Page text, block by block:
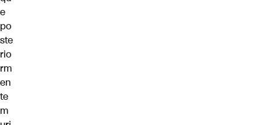
e
po
ste
rio
rm
en
te
m